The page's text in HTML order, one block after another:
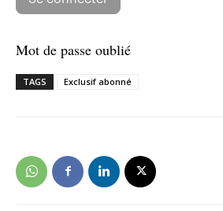
Mot de passe oublié
TAGS Exclusif abonné